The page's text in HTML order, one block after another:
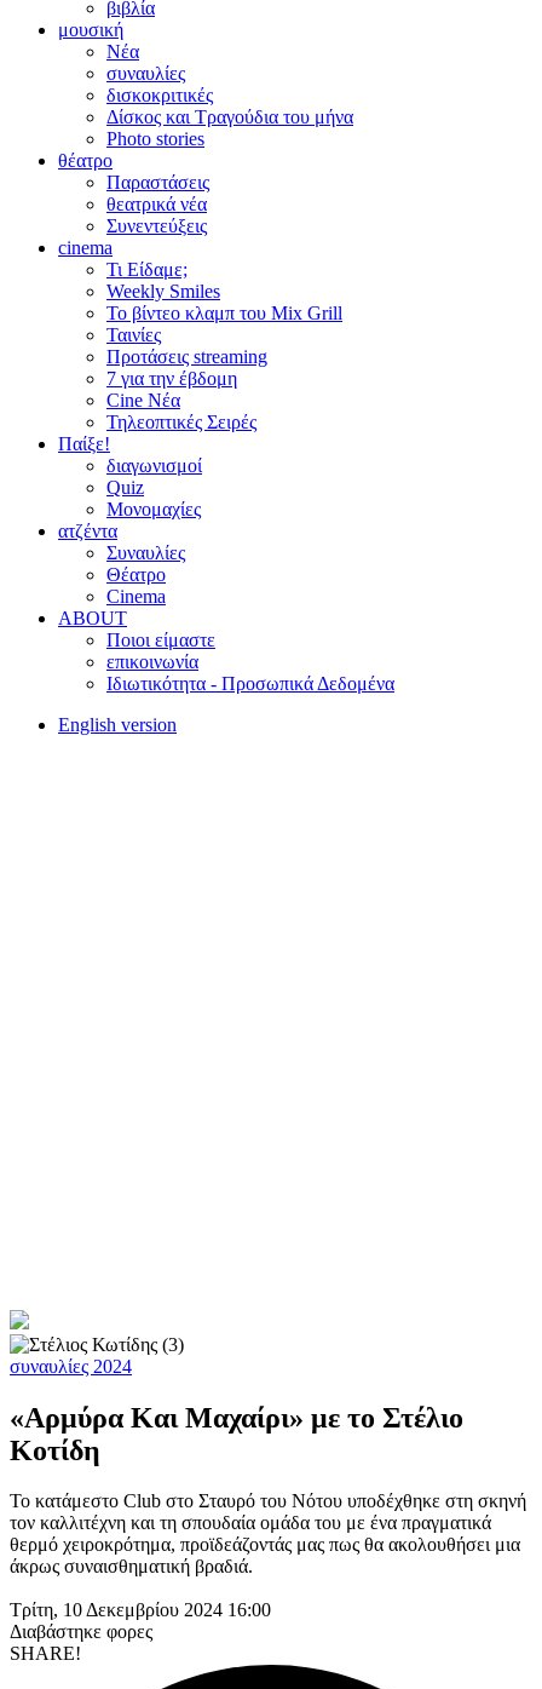
βιβλία
μουσική
Νέα
συναυλίες
δισκοκριτικές
Δίσκος και Τραγούδια του μήνα
Photo stories
θέατρο
Παραστάσεις
θεατρικά νέα
Συνεντεύξεις
cinema
Τι Είδαμε;
Weekly Smiles
Το βίντεο κλαμπ του Mix Grill
Ταινίες
Προτάσεις streaming
7 για την έβδομη
Cine Νέα
Τηλεοπτικές Σειρές
Παίξε!
διαγωνισμοί
Quiz
Μονομαχίες
ατζέντα
Συναυλίες
Θέατρο
Cinema
ABOUT
Ποιοι είμαστε
επικοινωνία
Ιδιωτικότητα - Προσωπικά Δεδομένα
English version
συναυλίες 2024
«Αρμύρα Και Μαχαίρι» με το Στέλιο
Κοτίδη
Το κατάμεστο Club στο Σταυρό του Νότου υποδέχθηκε στη σκηνή
τον καλλιτέχνη και τη σπουδαία ομάδα του με ένα πραγματικά
θερμό χειροκρότημα, προϊδεάζοντάς μας πως θα ακολουθήσει μια
άκρως συναισθηματική βραδιά.
Τρίτη, 10 Δεκεμβρίου 2024 16:00
Διαβάστηκε φορες
SHARE!